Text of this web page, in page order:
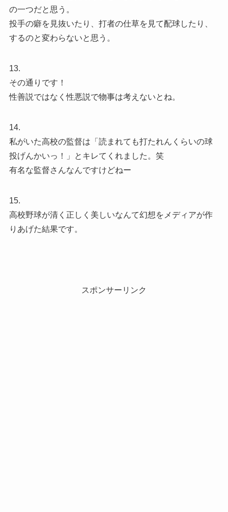
の一つだと思う。
投手の癖を見抜いたり、打者の仕草を見て配球したり、
するのと変わらないと思う。
13.
その通りです！
性善説ではなく性悪説で物事は考えないとね。
14.
私がいた高校の監督は「読まれても打たれんくらいの球
投げんかいっ！」とキレてくれました。笑
有名な監督さんなんですけどねー
15.
高校野球が清く正しく美しいなんて幻想をメディアが作
りあげた結果です。
スポンサーリンク